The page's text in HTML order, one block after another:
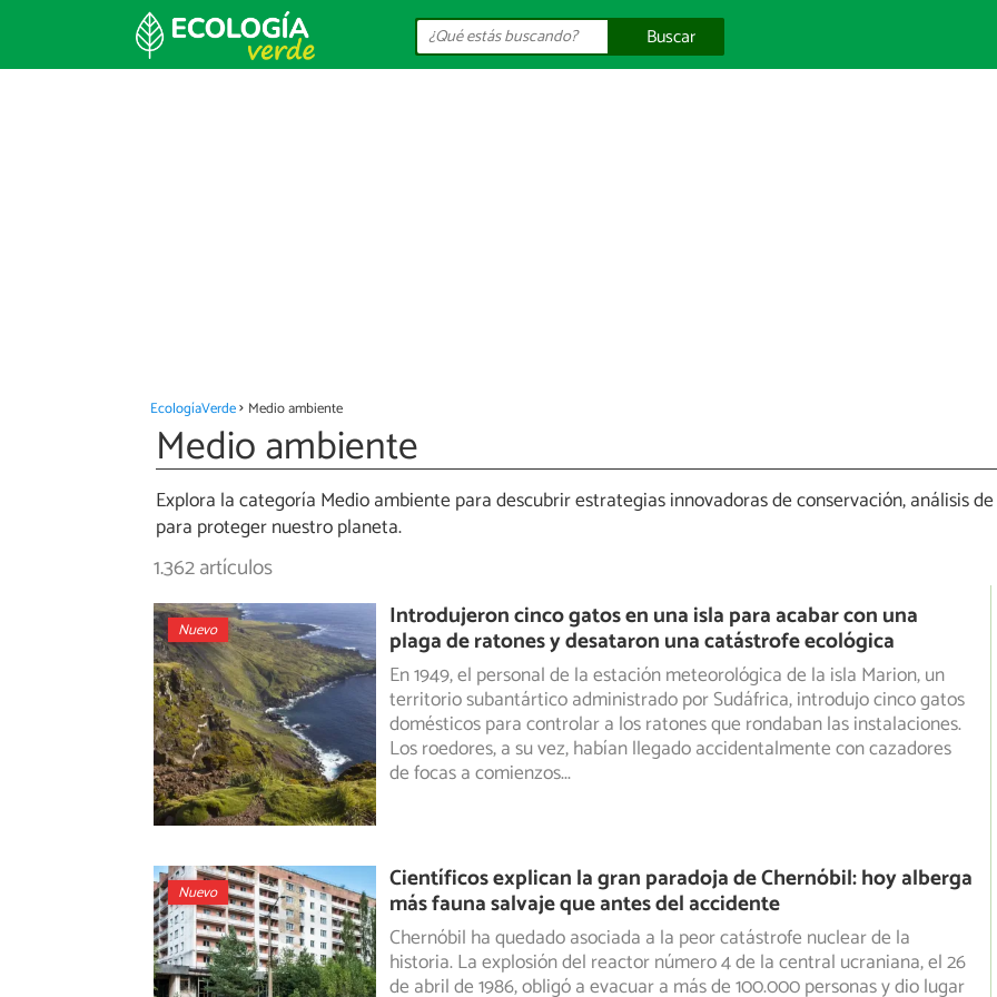
Buscar
EcologíaVerde Medio ambiente
Medio ambiente
Explora la categoría Medio ambiente para descubrir estrategias innovadoras de conservación, análisis
para proteger nuestro planeta.
1.362 artículos
Introdujeron cinco gatos en una isla para acabar con una
plaga de ratones y desataron una catástrofe ecológica
Nuevo
En 1949, el personal de la estación meteorológica de la isla Marion, un
territorio subantártico administrado por Sudáfrica, introdujo cincogatos
domésticos para controlar a los ratones que rondaban las instalaciones.
Los roedores, a su vez, habían llegado accidentalmente con cazadores
de focas a comienzos...
Científicos explican la gran paradoja de Chernóbil: hoy alberga
más fauna salvaje que antes del accidente
Nuevo
Chernóbil ha quedado asociada a la peor catástrofe nuclear de la
historia. La explosión del reactor número 4 de la central ucraniana, el 26
de abril de 1986, obligó a evacuar a más de 100.000 personas y dio lugar